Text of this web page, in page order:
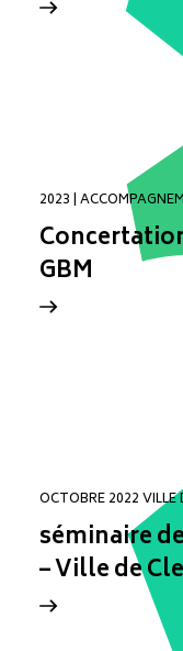
2023 |
GBM
OCTOBRE 2022 VILLE
séminaire
– Ville de